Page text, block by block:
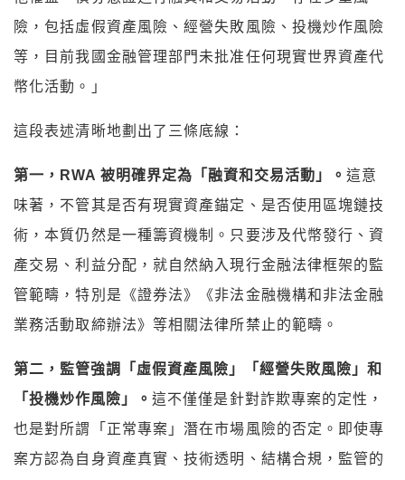
險，包括虛假資產風險、經營失敗風險、投機炒作風險
等，目前我國金融管理部門未批准任何現實世界資產代
幣化活動。」
這段表述清晰地劃出了三條底線：
第一，RWA 被明確界定為「融資和交易活動」。 這意
味著，不管其是否有現實資產錨定、是否使用區塊鏈技
術，本質仍然是一種籌資機制。只要涉及代幣發行、資
產交易、利益分配，就自然納入現行金融法律框架的監
管範疇，特別是《證券法》《非法金融機構和非法金融
業務活動取締辦法》等相關法律所禁止的範疇。
第二，監管強調「虛假資產風險」「經營失敗風險」和
「投機炒作風險」。 這不僅僅是針對詐欺專案的定性，
也是對所謂「正常專案」潛在市場風險的否定。即使專
案方認為自身資產真實、技術透明、結構合規，監管的